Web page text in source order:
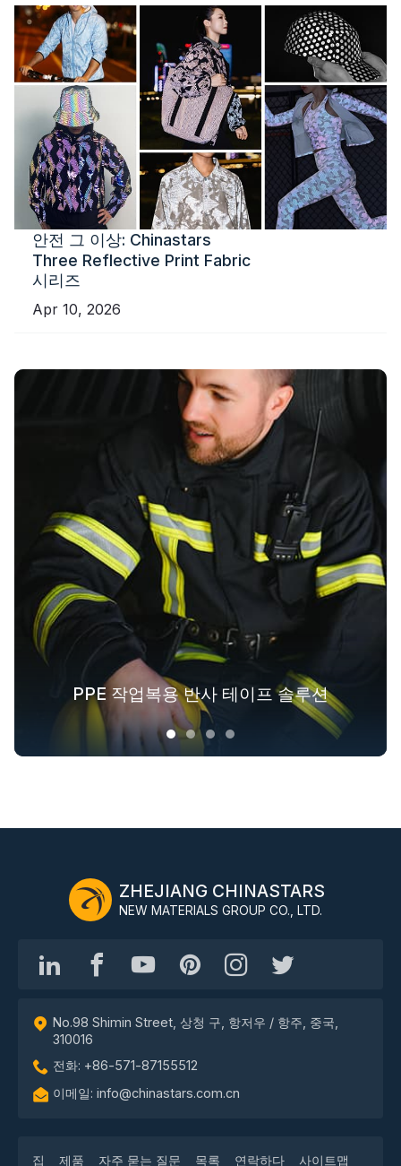
안전 그 이상: Chinastars
Three Reflective Print Fabric
시리즈
Apr 10, 2026
PPE 작업복용 반사 테이프 솔루션
패션 아웃도어 의류를 위한 반사 섬유 솔
루션
겉옷을 위한 야광 패브릭 솔루션
산업 전반에 걸친 안전복 솔루션
ZHEJIANG CHINASTARS
NEW MATERIALS GROUP CO., LTD.
No.98 Shimin Street, 상청 구, 항저우 / 항주, 중국,
310016
전화: +86-571-87155512
이메일: info@chinastars.com.cn
집 제품 자주 묻는 질문 목록 연락하다 사이트맵